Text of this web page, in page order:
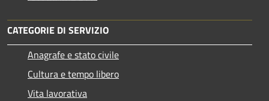
CATEGORIE DI SERVIZIO
Anagrafe e stato civile
Cultura e tempo libero
Vita lavorativa